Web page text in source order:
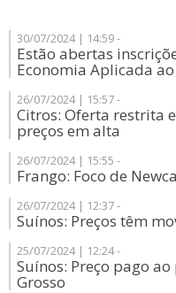
30/07/2024 | 14:59 -
Estão abertas
Economia Aplicada
26/07/2024 | 15:57 -
Citros: Oferta restrita
preços em alta
26/07/2024 | 15:55 -
Frango: Foco de
26/07/2024 | 12:37 -
Suínos: Preços têm
25/07/2024 | 12:24 -
Suínos: Preço pago
Grosso